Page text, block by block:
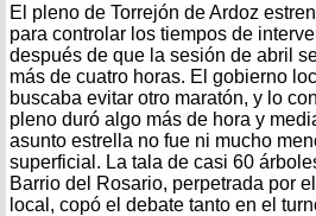
El pleno de Torrejón de Ardoz
para controlar los tiempos de
después de que la sesión de abril
más de cuatro horas. El gobierno
buscaba evitar otro maratón, y lo
pleno duró algo más de hora y
asunto estrella no fue ni mucho
superficial. La tala de casi 60
Barrio del Rosario, perpetrada por
local, copó el debate tanto en el